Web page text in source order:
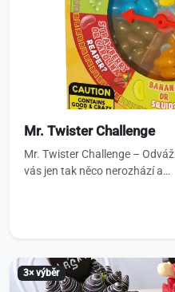
Mr. Twister Challenge
Mr. Twister Challenge –
vás jen tak něco nerozhází a…
3× výběr